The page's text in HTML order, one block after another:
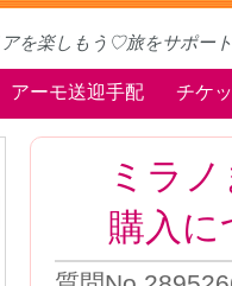
アを楽しもう♡旅をサポート
アーモ送迎手配 チケ
ミラ
購入